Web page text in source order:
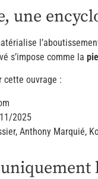
une
s’impose comme la
cette ouvrage :
2025
Anthony Marquié,